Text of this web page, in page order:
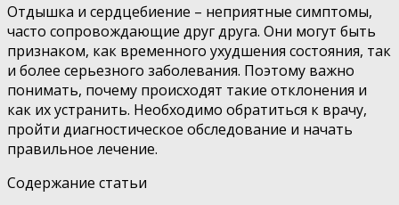
Отдышка и сердцебиение – неприятные симптомы,
часто сопровождающие друг друга. Они могут быть
признаком, как временного ухудшения состояния, так
и более серьезного заболевания. Поэтому важно
понимать, почему происходят такие отклонения и
как их устранить. Необходимо обратиться к врачу,
пройти диагностическое обследование и начать
правильное лечение.
Содержание статьи